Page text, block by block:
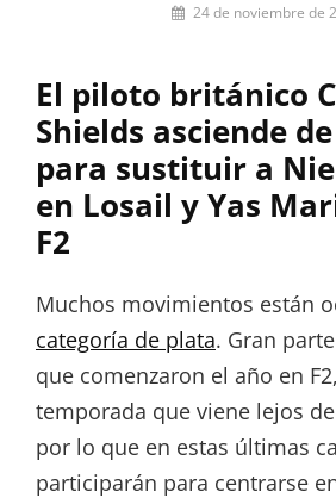
Por
Paquet
24 de noviembre de
El piloto británico
Shields asciende
para sustituir a
en Losail y Yas
F2
Muchos movimientos están
categoría de plata. Gran
que comenzaron el año en
temporada que viene lejos
por lo que en estas últimas
participarán para centrarse